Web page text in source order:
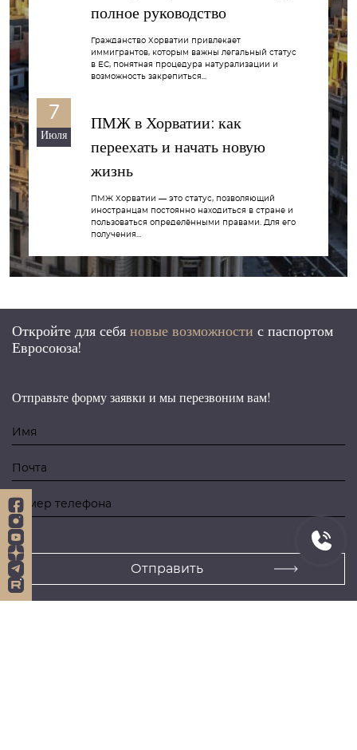
полное руководство
Гражданство Хорватии привлекает
иммигрантов, которым важны легальный статус
в ЕС, понятная процедура натурализации и
возможность закрепиться...
7
Июля
ПМЖ в Хорватии: как
переехать и начать новую
жизнь
ПМЖ Хорватии — это статус, позволяющий
иностранцам постоянно находиться в стране и
пользоваться определёнными правами. Для его
получения...
Откройте для себя новые возможности с паспортом
Евросоюза!
Отправьте форму заявки и мы перезвоним вам!